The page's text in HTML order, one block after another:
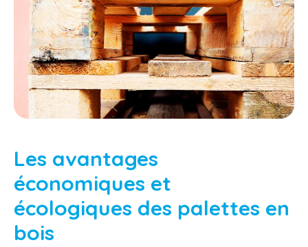
Les avantages
économiques et
écologiques des palettes en
bois